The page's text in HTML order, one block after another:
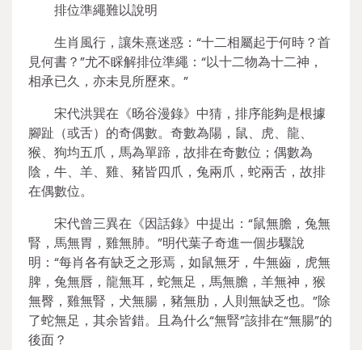
排位準繩難以說明
生肖風行，讓朱熹迷惑：“十二相屬起于何時？首
見何書？”尤不睬解排位準繩：“以十二物為十二神，
相承已久，亦未見所歷來。”
宋代洪巽在《旸谷漫錄》中猜，排序能夠是根據
腳趾（或舌）的奇偶數。奇數為陽，鼠、虎、龍、
猴、狗均五爪，馬為單蹄，故排在奇數位；偶數為
陰，牛、羊、雞、豬皆四爪，兔兩爪，蛇兩舌，故排
在偶數位。
宋代曾三異在《因話錄》中提出：“鼠無膽，兔無
腎，馬無胃，雞無肺。”明代葉子奇進一個步驟說
明：“每肖各有缺乏之形焉，如鼠無牙，牛無齒，虎無
脾，兔無唇，龍無耳，蛇無足，馬無膽，羊無神，猴
無臀，雞無腎，犬無腸，豬無肋，人則無缺乏也。”除
了蛇無足，其余皆錯。且為什么“無腎”該排在“無腸”的
後面？